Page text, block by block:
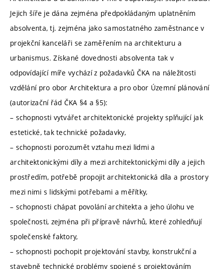
Jejich šíře je dána zejména předpokládaným uplatněním
absolventa, tj. zejména jako samostatného zaměstnance v
projekční kanceláři se zaměřením na architekturu a
urbanismus. Získané dovednosti absolventa tak v
odpovídající míře vychází z požadavků ČKA na náležitosti
vzdělání pro obor Architektura a pro obor Územní plánování
(autorizační řád ČKA §4 a §5):
– schopnosti vytvářet architektonické projekty splňující jak
estetické, tak technické požadavky,
– schopnosti porozumět vztahu mezi lidmi a
architektonickými díly a mezi architektonickými díly a jejich
prostředím, potřebě propojit architektonická díla a prostory
mezi nimi s lidskými potřebami a měřítky,
– schopnosti chápat povolání architekta a jeho úlohu ve
společnosti, zejména při přípravě návrhů, které zohledňují
společenské faktory,
– schopnosti pochopit projektování stavby, konstrukční a
stavebně technické problémy spojené s projektováním